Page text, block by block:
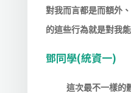
對我而言都是而額外
的這些行為就是對我
鄧同學(統資一)
這次最不一樣的